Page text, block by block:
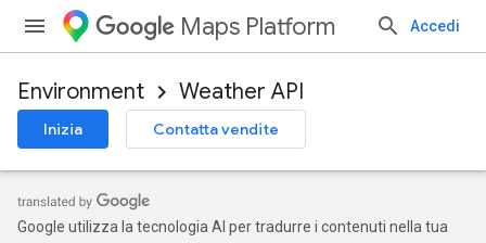
Maps Platform Accedi
Environment Weather API
Inizia Contatta vendite
Google utilizza la tecnologia AI per tradurre i contenuti nella tua